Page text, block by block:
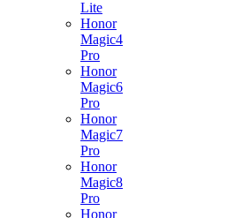
Lite
Honor
Magic4
Pro
Honor
Magic6
Pro
Honor
Magic7
Pro
Honor
Magic8
Pro
Honor